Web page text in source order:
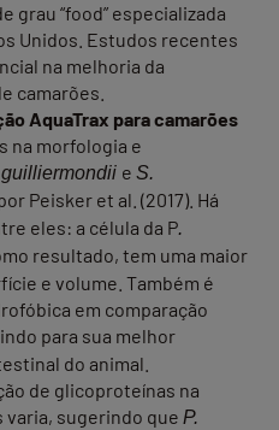
grau “food” especializada
Unidos. Estudos recentes
na melhoria da
camarões.
AquaTrax para camarões
na morfologia e
guilliermondii e S.
Peisker et al. (2017). Há
eles: a célula da P.
resultado, tem uma maior
e volume. Também é
em comparação
para sua melhor
do animal.
de glicoproteínas na
sugerindo que P.